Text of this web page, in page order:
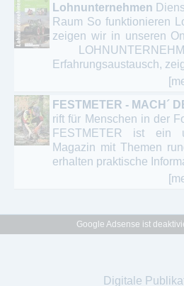
Lohnunternehmen
Raum So funktionieren
zeigen wir in unseren
Erfahrungsaustausch,
FESTMETER - MACH´
rift für Menschen in der
FESTMETER ist ein
Magazin mit Themen
erhalten praktische
Google Adsense ist
Digitale